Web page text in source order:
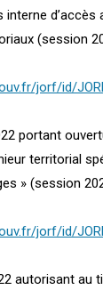
d’accès
(session
jorf/id/
portant
territorial
» (session
jorf/id/
autorisant au